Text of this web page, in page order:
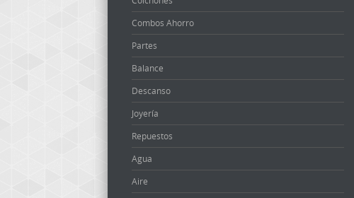
Combos Ahorro
Partes
Balance
Descanso
Joyería
Repuestos
Agua
Aire